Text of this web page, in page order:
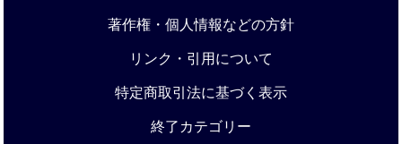
著作権・個人情報などの方針
リンク・引用について
特定商取引法に基づく表示
終了カテゴリー